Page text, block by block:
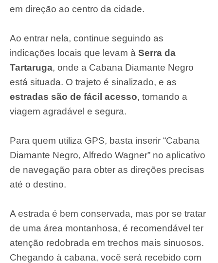
em direção ao centro da cidade.
Ao entrar nela, continue seguindo as
indicações locais que levam à Serra da
Tartaruga, onde a Cabana Diamante Negro
está situada. O trajeto é sinalizado, e as
estradas são de fácil acesso, tornando a
viagem agradável e segura.
Para quem utiliza GPS, basta inserir “Cabana
Diamante Negro, Alfredo Wagner” no aplicativo
de navegação para obter as direções precisas
até o destino.
A estrada é bem conservada, mas por se tratar
de uma área montanhosa, é recomendável ter
atenção redobrada em trechos mais sinuosos.
Chegando à cabana, você será recebido com